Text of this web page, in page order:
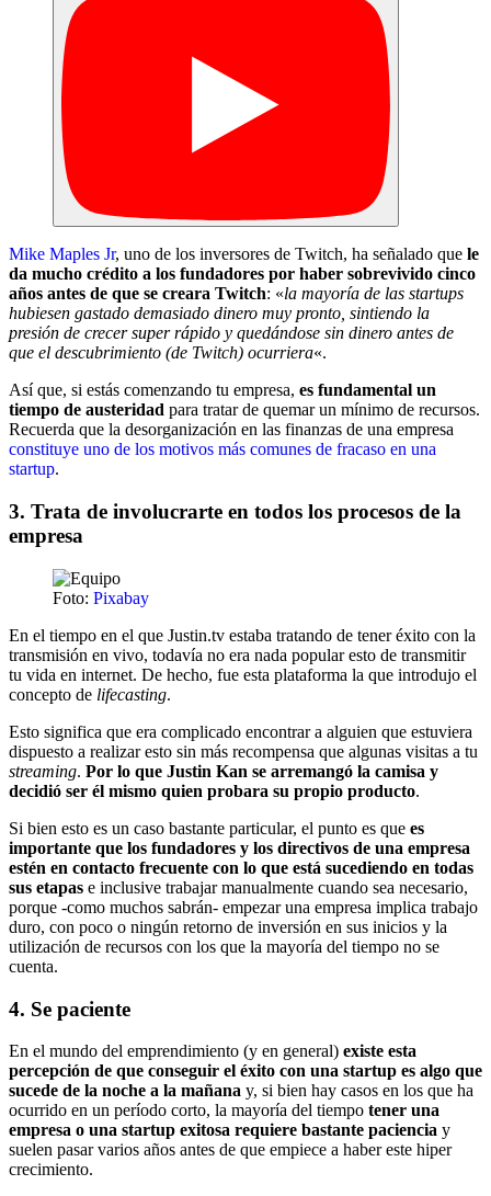
Mike Maples Jr, uno de los inversores de Twitch, ha señalado que le
da mucho crédito a los fundadores por haber sobrevivido cinco
años antes de que se creara Twitch: «la mayoría de las startups
hubiesen gastado demasiado dinero muy pronto, sintiendo la
presión de crecer super rápido y quedándose sin dinero antes de
que el descubrimiento (de Twitch) ocurriera«.
Así que, si estás comenzando tu empresa, es fundamental un
tiempo de austeridad para tratar de quemar un mínimo de recursos.
Recuerda que la desorganización en las finanzas de una empresa
constituye uno de los motivos más comunes de fracaso en una
startup.
3. Trata de involucrarte en todos los procesos de la
empresa
Foto: Pixabay
En el tiempo en el que Justin.tv estaba tratando de tener éxito con la
transmisión en vivo, todavía no era nada popular esto de transmitir
tu vida en internet. De hecho, fue esta plataforma la que introdujo el
concepto de lifecasting.
Esto significa que era complicado encontrar a alguien que estuviera
dispuesto a realizar esto sin más recompensa que algunas visitas a tu
streaming. Por lo que Justin Kan se arremangó la camisa y
decidió ser él mismo quien probara su propio producto.
Si bien esto es un caso bastante particular, el punto es que es
importante que los fundadores y los directivos de una empresa
estén en contacto frecuente con lo que está sucediendo en todas
sus etapas e inclusive trabajar manualmente cuando sea necesario,
porque -como muchos sabrán- empezar una empresa implica trabajo
duro, con poco o ningún retorno de inversión en sus inicios y la
utilización de recursos con los que la mayoría del tiempo no se
cuenta.
4. Se paciente
En el mundo del emprendimiento (y en general) existe esta
percepción de que conseguir el éxito con una startup es algo que
sucede de la noche a la mañana y, si bien hay casos en los que ha
ocurrido en un período corto, la mayoría del tiempo tener una
empresa o una startup exitosa requiere bastante paciencia y
suelen pasar varios años antes de que empiece a haber este hiper
crecimiento.